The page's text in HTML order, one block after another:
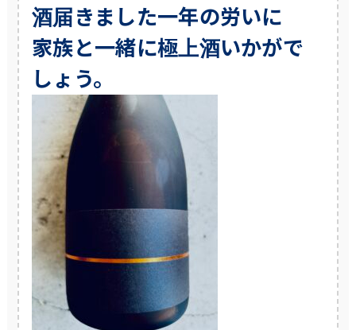
酒届きました一年の労いに
家族と一緒に極上酒いかがで
しょう。